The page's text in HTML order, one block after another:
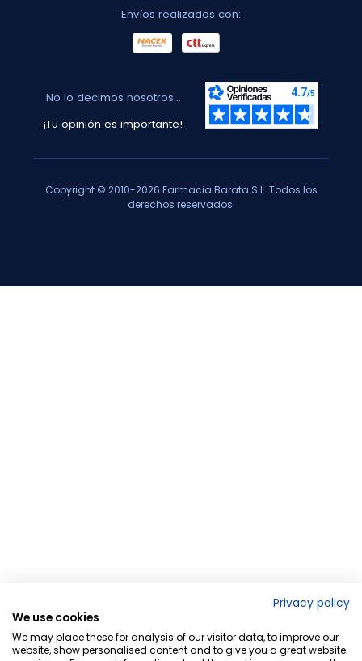
Envíos realizados con:
No lo decimos nosotros...
¡Tu opinión es importante!
Copyright © 2010-2026 Farmacia Barata S.L. Todos los
derechos reservados.
Privacy policy
We use cookies
We may place these for analysis of our visitor data, to improve our
website, show personalised content and to give you a great website